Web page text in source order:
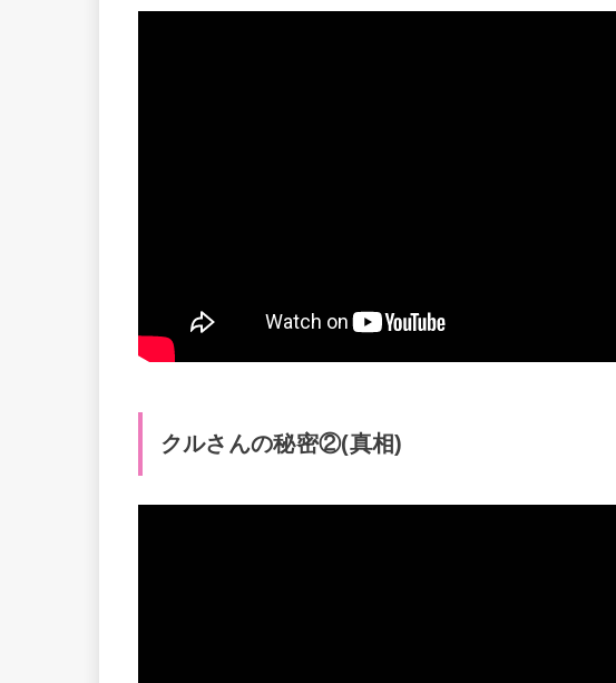
クルさんの秘密②(真相)